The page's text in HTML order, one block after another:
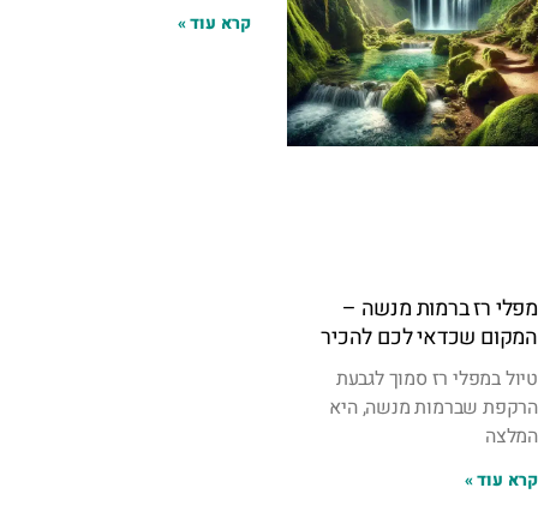
מפלי רז ברמות מנשה –
המקום שכדאי לכם להכיר
טיול במפלי רז סמוך לגבעת
הרקפת שברמות מנשה, היא
המלצה
קרא עוד »
קרא עוד »